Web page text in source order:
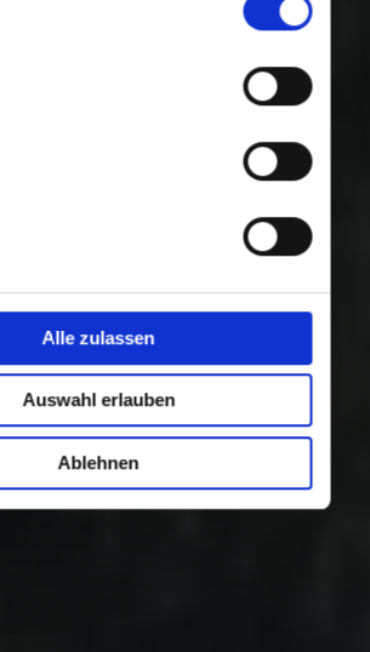
gesammelt haben.
Alle zulassen
Auswahl erlauben
Ablehnen